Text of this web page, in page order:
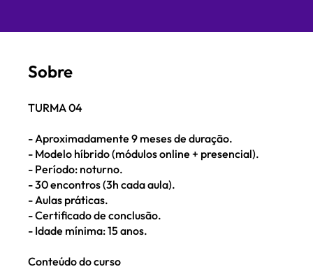
Sobre
TURMA 04
- Aproximadamente 9 meses de duração.
- Modelo híbrido (módulos online + presencial).
- Período: noturno.
- 30 encontros (3h cada aula).
- Aulas práticas.
- Certificado de conclusão.
- Idade mínima: 15 anos.
Conteúdo do curso